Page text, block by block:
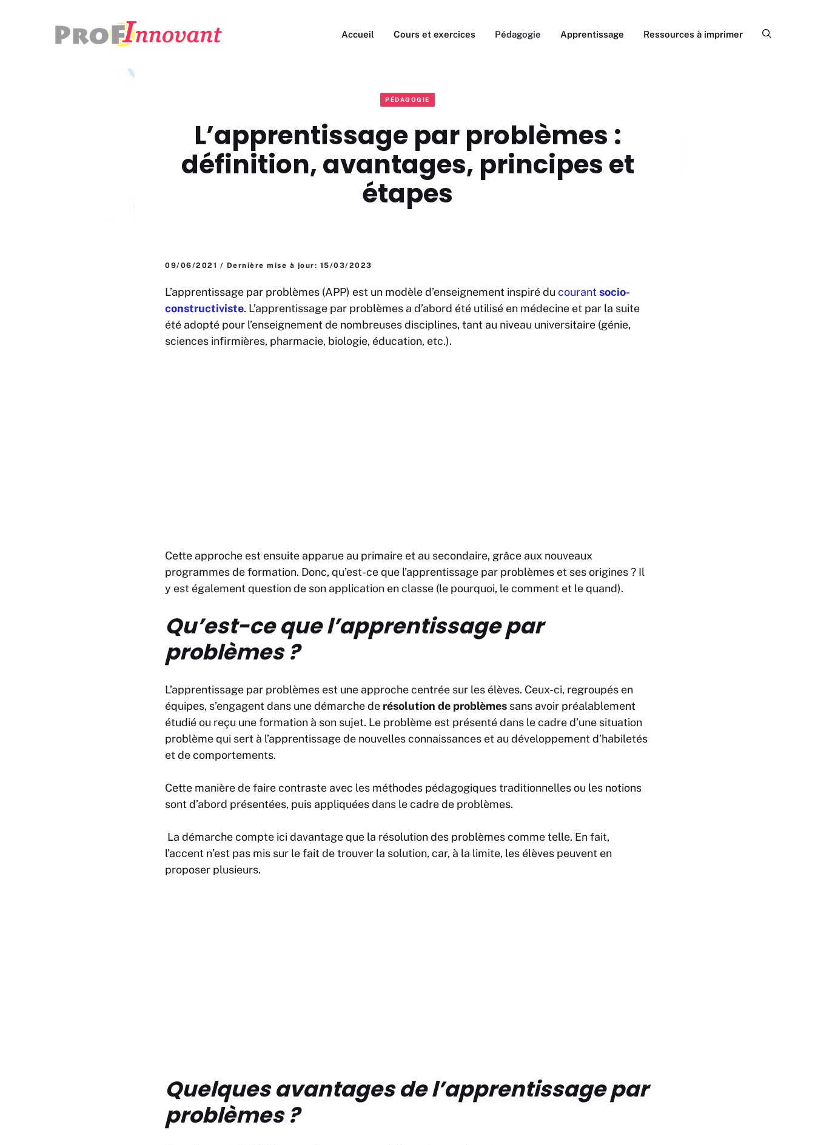
Accueil Cours et exercices Pédagogie Apprentissage Ressources à imprimer
PÉDAGOGIE
L’apprentissage par problèmes :
définition, avantages, principes et
étapes
09/06/2021 / Dernière mise à jour: 15/03/2023
L’apprentissage par problèmes (APP) est un modèle d’enseignement inspiré du courant socio-
constructiviste. L’apprentissage par problèmes a d’abord été utilisé en médecine et par la suite
été adopté pour l’enseignement de nombreuses disciplines, tant au niveau universitaire (génie,
sciences infirmières, pharmacie, biologie, éducation, etc.).
Cette approche est ensuite apparue au primaire et au secondaire, grâce aux nouveaux
programmes de formation. Donc, qu’est-ce que l’apprentissage par problèmes et ses origines ? Il
y est également question de son application en classe (le pourquoi, le comment et le quand).
Qu’est-ce que l’apprentissage par
problèmes ?
L’apprentissage par problèmes est une approche centrée sur les élèves. Ceux-ci, regroupés en
équipes, s’engagent dans une démarche de résolution de problèmes sans avoir préalablement
étudié ou reçu une formation à son sujet. Le problème est présenté dans le cadre d’une situation
problème qui sert à l’apprentissage de nouvelles connaissances et au développement d’habiletés
et de comportements.
Cette manière de faire contraste avec les méthodes pédagogiques traditionnelles ou les notions
sont d’abord présentées, puis appliquées dans le cadre de problèmes.
La démarche compte ici davantage que la résolution des problèmes comme telle. En fait,
l’accent n’est pas mis sur le fait de trouver la solution, car, à la limite, les élèves peuvent en
proposer plusieurs.
Quelques avantages de l’apprentissage par
problèmes ?